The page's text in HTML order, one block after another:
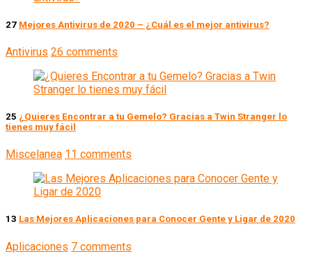
27 Mejores Antivirus de 2020 – ¿Cuál es el mejor antivirus?
Antivirus 26 comments
25 ¿Quieres Encontrar a tu Gemelo? Gracias a Twin Stranger lo
tienes muy fácil
Miscelanea 11 comments
13 Las Mejores Aplicaciones para Conocer Gente y Ligar de 2020
Aplicaciones 7 comments